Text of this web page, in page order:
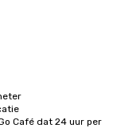
Café dat 24 uur per